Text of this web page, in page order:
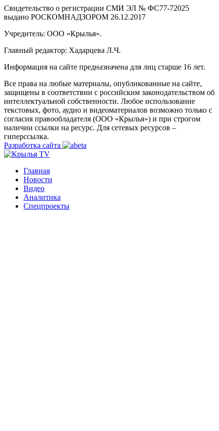
Свидетельство о регистрации СМИ ЭЛ № ФС77-72025
выдано РОСКОМНАДЗОРОМ 26.12.2017
Учредитель: ООО «Крылья».
Главный редактор: Хадарцева Л.Ч.
Информация на сайте предназначена для лиц старше 16 лет.
Все права на любые материалы, опубликованные на сайте,
защищены в соответствии с российским законодательством об
интеллектуальной собственности. Любое использование
текстовых, фото, аудио и видеоматериалов возможно только с
согласия правообладателя (ООО «Крылья») и при строгом
наличии ссылки на ресурс. Для сетевых ресурсов –
гиперссылка.
Разработка сайта
Главная
Новости
Видео
Аналитика
Спецпроекты